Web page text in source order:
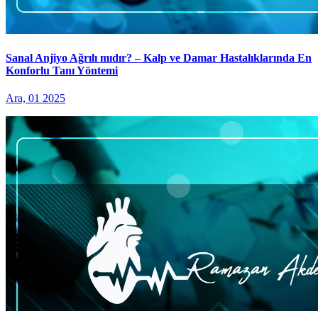
Sanal Anjiyo Ağrılı mıdır? – Kalp ve Damar Hastalıklarında En
Konforlu Tanı Yöntemi
Ara, 01 2025